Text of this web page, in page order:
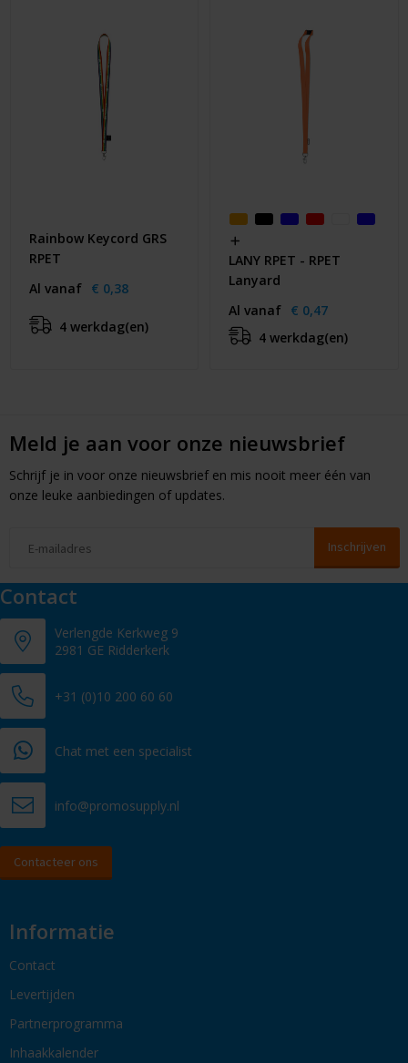
Rainbow Keycord GRS
RPET
Al vanaf € 0,38
4 werkdag(en)
LANY RPET - RPET
Lanyard
Al vanaf € 0,47
4 werkdag(en)
Meld je aan voor onze nieuwsbrief
Schrijf je in voor onze nieuwsbrief en mis nooit meer één van
onze leuke aanbiedingen of updates.
Contact
Verlengde Kerkweg 9
2981 GE Ridderkerk
+31 (0)10 200 60 60
Chat met een specialist
info@promosupply.nl
Contacteer ons
Informatie
Contact
Levertijden
Partnerprogramma
Inhaakkalender